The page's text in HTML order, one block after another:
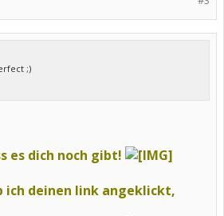
;)
es dich noch gibt!
ich deinen link angeklickt,